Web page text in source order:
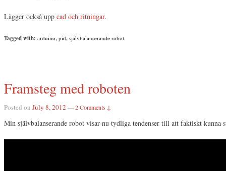
Lägger också upp cad och ritningar.
Tagged with: arduino, pid, självbalanserande robot
Framsteg med roboten
Posted on July 8, 2012 —2 Comments ↓
Min självbalanserande robot visar nu tydliga tendenser till att faktiskt kunna